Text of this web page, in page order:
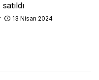
13 Nisan 2024